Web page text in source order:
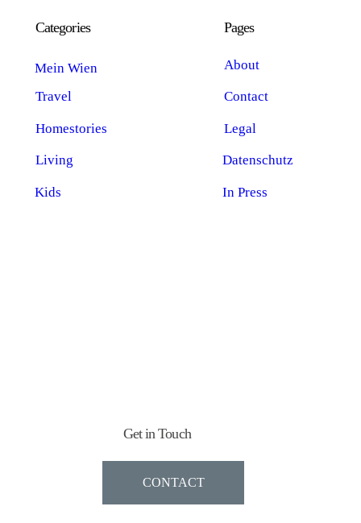
Categories Pages
Living
About
Get in Touch
Travel Contact
Homestories
In Press
CONTACT
Mein Wien
Legal
Kids
Datenschutz